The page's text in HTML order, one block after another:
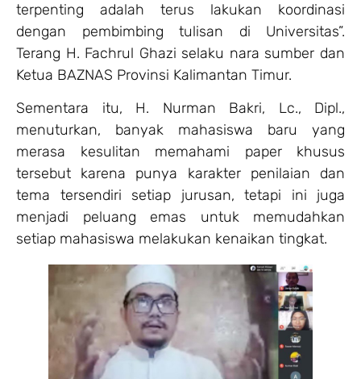
terpenting adalah terus lakukan koordinasi
dengan pembimbing tulisan di Universitas”.
Terang H. Fachrul Ghazi selaku nara sumber dan
Ketua BAZNAS Provinsi Kalimantan Timur.
Sementara itu, H. Nurman Bakri, Lc., Dipl.,
menuturkan, banyak mahasiswa baru yang
merasa kesulitan memahami paper khusus
tersebut karena punya karakter penilaian dan
tema tersendiri setiap jurusan, tetapi ini juga
menjadi peluang emas untuk memudahkan
setiap mahasiswa melakukan kenaikan tingkat.